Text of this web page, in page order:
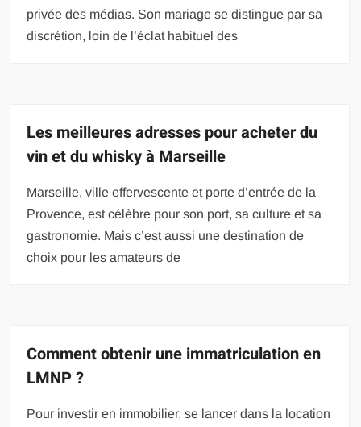
privée des médias. Son mariage se distingue par sa
discrétion, loin de l’éclat habituel des
Les meilleures adresses pour acheter du
vin et du whisky à Marseille
Marseille, ville effervescente et porte d’entrée de la
Provence, est célèbre pour son port, sa culture et sa
gastronomie. Mais c’est aussi une destination de
choix pour les amateurs de
Comment obtenir une immatriculation en
LMNP ?
Pour investir en immobilier, se lancer dans la location